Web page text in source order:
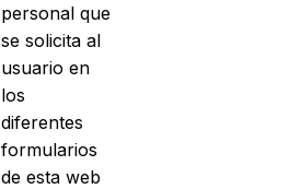
personal que
se solicita al
usuario en
los
diferentes
formularios
de esta web